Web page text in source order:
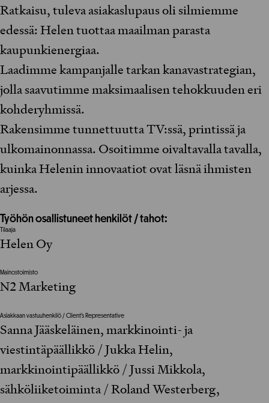
Ratkaisu, tuleva asiakaslupaus oli silmiemme
edessä: Helen tuottaa maailman parasta
kaupunkienergiaa.
Laadimme kampanjalle tarkan kanavastrategian,
jolla saavutimme maksimaalisen tehokkuuden eri
kohderyhmissä.
Rakensimme tunnettuutta TV:ssä, printissä ja
ulkomainonnassa. Osoitimme oivaltavalla tavalla,
kuinka Helenin innovaatiot ovat läsnä ihmisten
arjessa.
Työhön osallistuneet henkilöt / tahot:
Tilaaja
Helen Oy
Mainostoimisto
N2 Marketing
Asiakkaan vastuuhenkilö / Client’s Representative
Sanna Jääskeläinen, markkinointi- ja
viestintäpäällikkö / Jukka Helin,
markkinointipäällikkö / Jussi Mikkola,
sähköliiketoiminta / Roland Westerberg,